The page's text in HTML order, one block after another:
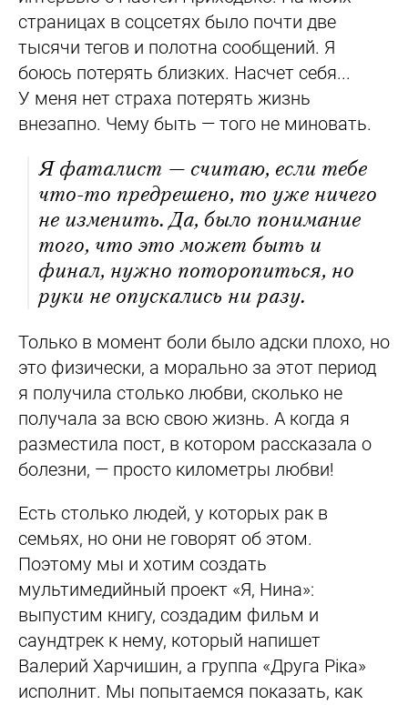
страницах в соцсетях было почти две
тысячи тегов и полотна сообщений. Я
боюсь потерять близких. Насчет себя...
У меня нет страха потерять жизнь
внезапно. Чему быть — того не миновать.
Я фаталист — считаю, если тебе
что-то предрешено, то уже ничего
не изменить. Да, было понимание
того, что это может быть и
финал, нужно поторопиться, но
руки не опускались ни разу.
Только в момент боли было адски плохо, но
это физически, а морально за этот период
я получила столько любви, сколько не
получала за всю свою жизнь. А когда я
разместила пост, в котором рассказала о
болезни, — просто километры любви!
Есть столько людей, у которых рак в
семьях, но они не говорят об этом.
Поэтому мы и хотим создать
мультимедийный проект «Я, Нина»:
выпустим книгу, создадим фильм и
саундтрек к нему, который напишет
Валерий Харчишин, а группа «Друга Ріка»
исполнит. Мы попытаемся показать, как